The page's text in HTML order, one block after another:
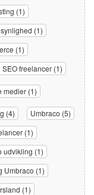
(1)
(1)
(1)
SEO freelancer (1)
medier (1)
(4)
Umbraco (5)
(1)
udvikling (1)
Umbraco (1)
(1)